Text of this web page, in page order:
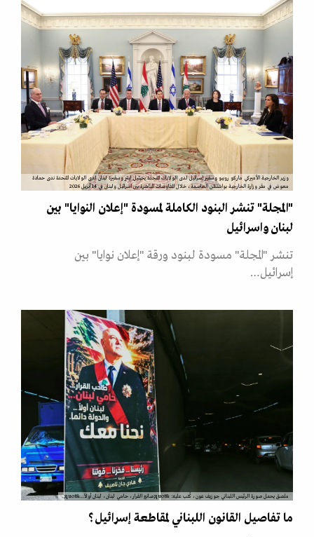
وزير الخارجية الأميركي ماركو روبيو وسفير إسرائيل لدى الولايات المتحدة يحيئيل ليتر وسفيرة لبنان لدى الولايات المتحدة ندى حمادة
معوض في مقر وزارة الخارجية بواشنطن العاصمة، خلال المفاوضات المباشرة بين اسرائيل ولبنان في 14 أبريل 2026
"المجلة" تنشر البنود الكاملة لمسودة "إعلان النوايا" بين
لبنان واسرائيل
تنشر "المجلة" مسودة لبنود ورقة "إعلان نوايا" بين
إسرائيل…
ملصق يحمل صورة الرئيس اللبناني جوزيف عون، كُتب عليه: &quot;صانع القرار، حامي لبنان، لبنان أولاً...&quot;.
ما تفاصيل القانون اللبناني لمقاطعة إسرائيل؟